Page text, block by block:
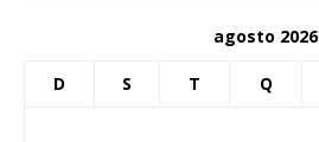
agosto 2026
D S T Q